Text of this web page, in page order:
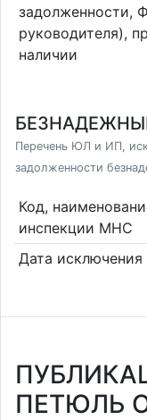
задолженности,
руководителя),
наличии
Перечень ЮЛ и ИП,
задолженности
Код,
инспекции МНС
Дата исключения
ПЕТЮЛЬ